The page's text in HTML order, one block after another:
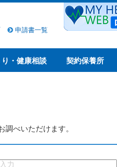
申請書一覧
・健康相談 契約保養所
調べいただけます。